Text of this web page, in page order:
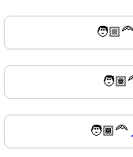
🧑🏼‍🦰
🧑🏾‍🦰